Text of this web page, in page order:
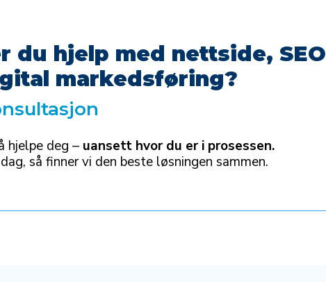
du hjelp med nettside, SEO
markedsføring?
hjelpe deg – uansett hvor du er i prosessen.
så finner vi den beste løsningen sammen.